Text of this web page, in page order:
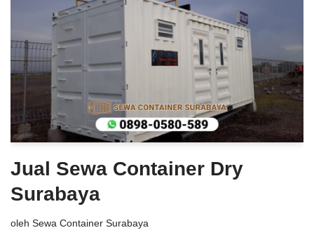
Jual Sewa Container Dry
Surabaya
oleh Sewa Container Surabaya